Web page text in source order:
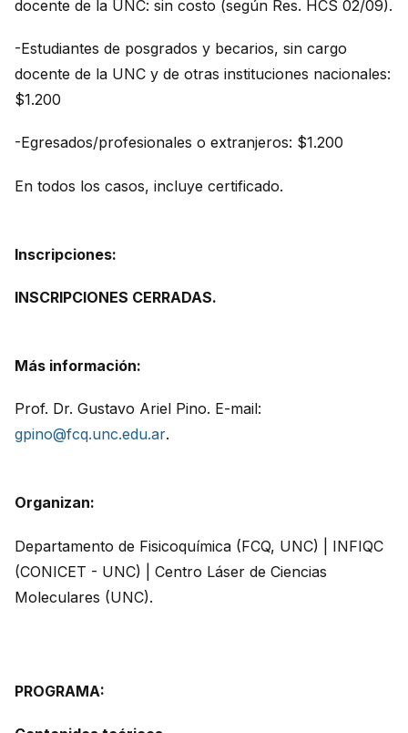
docente de la UNC: sin costo (según Res. HCS 02/09).
-Estudiantes de posgrados y becarios, sin cargo
docente de la UNC y de otras instituciones nacionales:
$1.200
-Egresados/profesionales o extranjeros: $1.200
En todos los casos, incluye certificado.
Inscripciones:
INSCRIPCIONES CERRADAS.
Más información:
Prof. Dr. Gustavo Ariel Pino. E-mail:
gpino@fcq.unc.edu.ar.
Organizan:
Departamento de Fisicoquímica (FCQ, UNC) | INFIQC
(CONICET - UNC) | Centro Láser de Ciencias
Moleculares (UNC).
PROGRAMA: